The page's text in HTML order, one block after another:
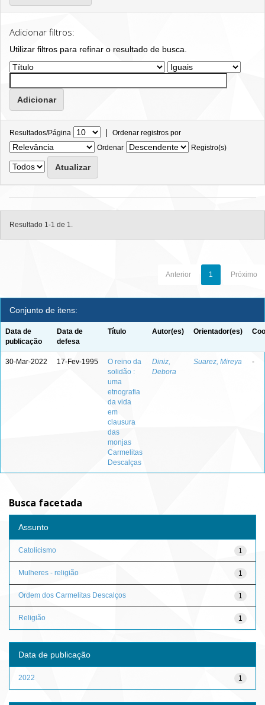
Adicionar filtros:
Utilizar filtros para refinar o resultado de busca.
Resultados/Página | Ordenar registros por
Ordenar
Registro(s)
Resultado 1-1 de 1.
Anterior 1 Próximo
Conjunto de itens:
Data de
publicação
Data de
defesa
Título Autor(es) Orientador(es)
30-Mar-2022 17-Fev-1995
O reino da
solidão :
uma
etnografia
da vida
em
clausura
das
monjas
Carmelitas
Descalças
Diniz,
Debora
Suarez, Mireya -
Busca facetada
Assunto
1
Catolicismo
1
Mulheres - religião
1
Ordem dos Carmelitas Descalços
1
Religião
Data de publicação
1
2022